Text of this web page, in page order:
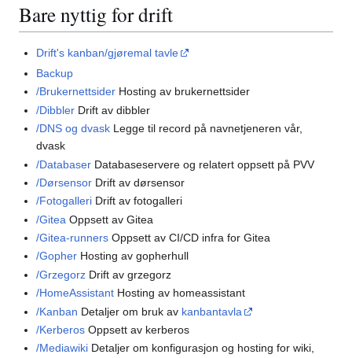
Bare nyttig for drift
Drift's kanban/gjøremal tavle
Backup
/Brukernettsider Hosting av brukernettsider
/Dibbler Drift av dibbler
/DNS og dvask Legge til record på navnetjeneren vår,
dvask
/Databaser Databaseservere og relatert oppsett på PVV
/Dørsensor Drift av dørsensor
/Fotogalleri Drift av fotogalleri
/Gitea Oppsett av Gitea
/Gitea-runners Oppsett av CI/CD infra for Gitea
/Gopher Hosting av gopherhull
/Grzegorz Drift av grzegorz
/HomeAssistant Hosting av homeassistant
/Kanban Detaljer om bruk av kanbantavla
/Kerberos Oppsett av kerberos
/Mediawiki Detaljer om konfigurasjon og hosting for wiki,